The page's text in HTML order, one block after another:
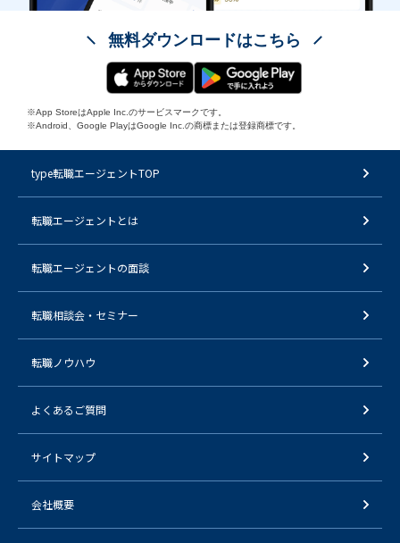
無料ダウンロードはこちら
※App StoreはApple Inc.のサービスマークです。
※Android、Google PlayはGoogle Inc.の商標または登録商標です。
type転職エージェントTOP
転職エージェントとは
転職エージェントの面談
転職相談会・セミナー
転職ノウハウ
よくあるご質問
サイトマップ
会社概要